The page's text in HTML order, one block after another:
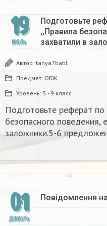
19
ИЮЛЬ
Подготовьте
,,Правила
захватили в
Автор: tanya7babl
Предмет: ОБЖ
Уровень: 5 - 9 класс
Подготовьте реферат
безопасного поведения,
заложники.5-6
01
ДЕКАБРЬ
Повідомлення